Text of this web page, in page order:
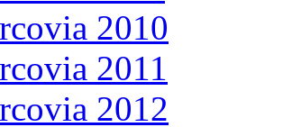
2010
2011
2012